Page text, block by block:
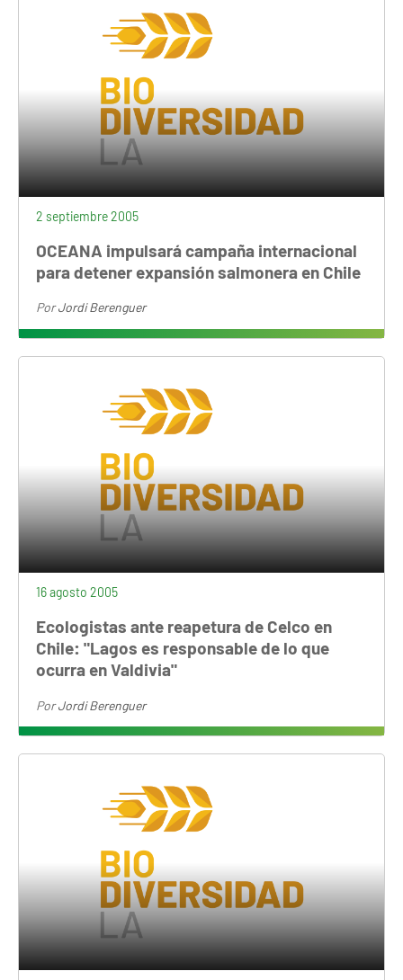
2 septiembre 2005
OCEANA impulsará campaña internacional
para detener expansión salmonera en Chile
PorJordi Berenguer
16 agosto 2005
Ecologistas ante reapetura de Celco en
Chile: "Lagos es responsable de lo que
ocurra en Valdivia"
PorJordi Berenguer